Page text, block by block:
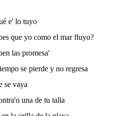
e' lo tuyo
que yo como el mar fluyo?
las promesa'
se pierde y no regresa
se vaya
una de tu talla